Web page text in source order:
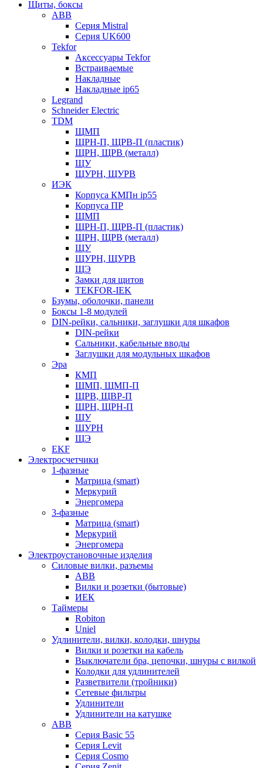
Щиты, боксы
ABB
Серия Mistral
Серия UK600
Tekfor
Аксессуары Tekfor
Встраиваемые
Накладные
Накладные ip65
Legrand
Schneider Electric
TDM
ЩМП
ЩРН-П, ЩРВ-П (пластик)
ЩРН, ЩРВ (металл)
ЩУ
ЩУРН, ЩУРВ
ИЭК
Корпуса КМПн ip55
Корпуса ПР
ЩМП
ЩРН-П, ЩРВ-П (пластик)
ЩРН, ЩРВ (металл)
ЩУ
ЩУРН, ЩУРВ
ЩЭ
Замки для щитов
TEKFOR-IEK
Бзумы, оболочки, панели
Боксы 1-8 модулей
DIN-рейки, сальники, заглушки для шкафов
DIN-рейки
Сальники, кабельные вводы
Заглушки для модульных шкафов
Эра
КМП
ЩМП, ЩМП-П
ЩРВ, ЩВР-П
ЩРН, ЩРН-П
ЩУ
ЩУРН
ЩЭ
EKF
Электросчетчики
1-фазные
Матрица (smart)
Меркурий
Энергомера
3-фазные
Матрица (smart)
Меркурий
Энергомера
Электроустановочные изделия
Силовые вилки, разъемы
ABB
Вилки и розетки (бытовые)
ИЕК
Таймеры
Robiton
Uniel
Удлинители, вилки, колодки, шнуры
Вилки и розетки на кабель
Выключатели бра, цепочки, шнуры с вилкой
Колодки для удлинителей
Разветвители (тройники)
Сетевые фильтры
Удлинители
Удлинители на катушке
ABB
Серия Basic 55
Серия Levit
Серия Cosmo